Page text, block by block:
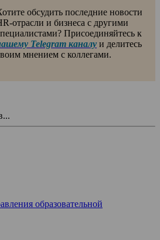
обсудить последние новости
отрасли и бизнеса с другими
Присоединяйтесь к
Telegram каналу и делитесь
мнением с коллегами.
образовательной